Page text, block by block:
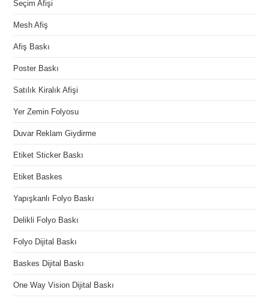
Seçim Afişi
Mesh Afiş
Afiş Baskı
Poster Baskı
Satılık Kiralık Afişi
Yer Zemin Folyosu
Duvar Reklam Giydirme
Etiket Sticker Baskı
Etiket Baskes
Yapışkanlı Folyo Baskı
Delikli Folyo Baskı
Folyo Dijital Baskı
Baskes Dijital Baskı
One Way Vision Dijital Baskı